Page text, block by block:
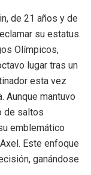
de 21 años y de
su estatus.
Olímpicos,
lugar tras un
esta vez
Aunque mantuvo
de saltos
emblemático
Este enfoque
ganándose